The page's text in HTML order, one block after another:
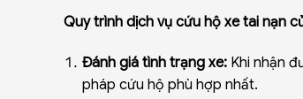
Quy trình dịch vụ cứu hộ xe tai nạn
Đánh giá tình trạng xe:Khi nhận
pháp cứu hộ phù hợp nhất.